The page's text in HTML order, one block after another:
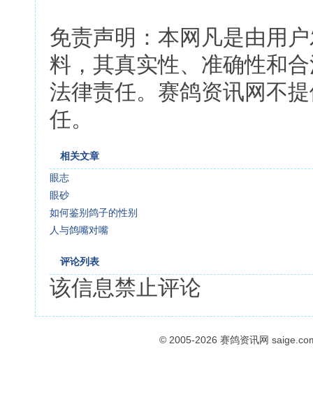
免责声明：本网凡是由用
料，其真实性、准确性和
法律责任。赛鸽资讯网不
任。
相关文章
眼志
眼砂
如何鉴别鸽子的性别
人与鸽嘴对嘴
评论列表
该信息禁止评论
© 2005-2026 赛鸽资讯网